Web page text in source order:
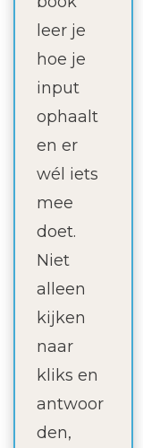
leer je
hoe je
input
ophaalt
en er
wél iets
mee
doet.
Niet
alleen
kijken
naar
kliks en
antwoor
den,